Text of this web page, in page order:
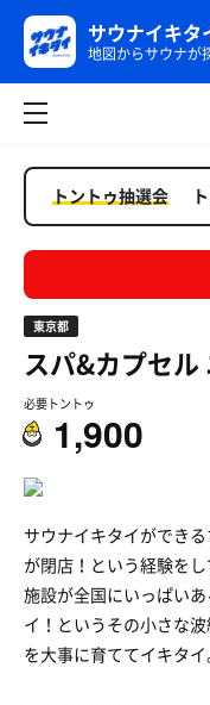
サウナイキタ
地図からサウナが
トントゥ抽選会
東京都
スパ&カプセ
必要トントゥ
1,900
サウナイキタイができ
が閉店！という経験を
施設が全国にいっぱい
イ！というその小さな
を大事に育ててイキタイ